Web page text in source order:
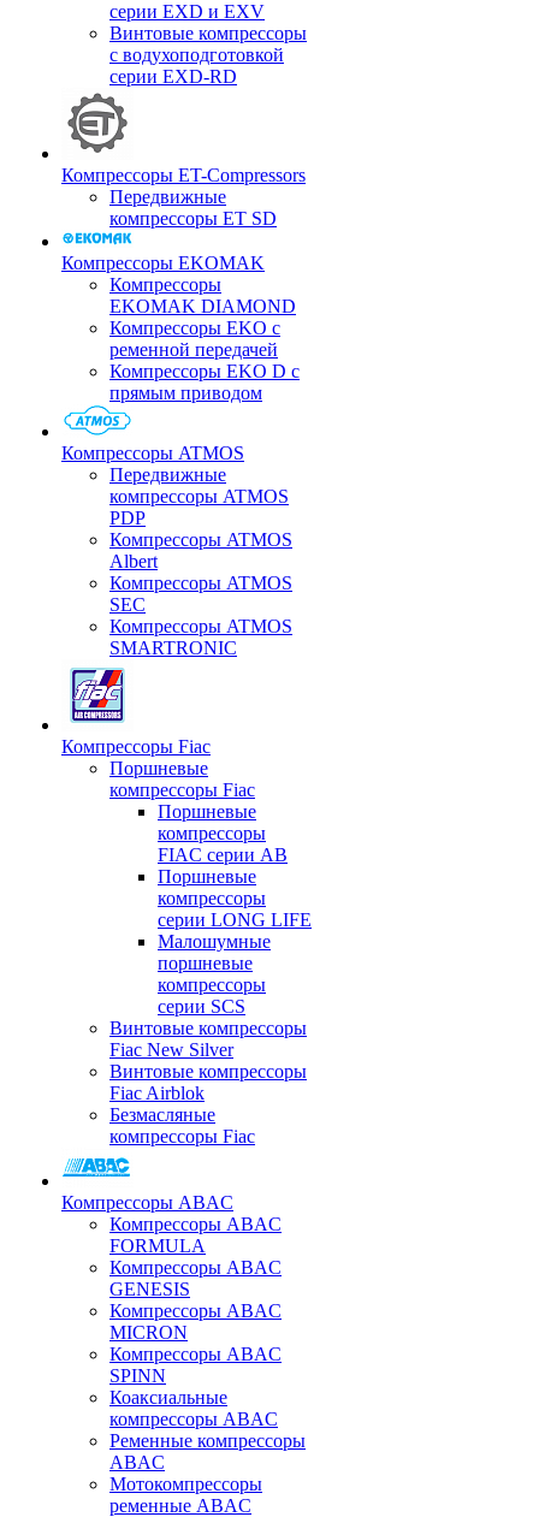
серии EXD и EXV
Винтовые компрессоры
с водухоподготовкой
серии EXD-RD
Компрессоры ET-Compressors
Передвижные
компрессоры ET SD
Компрессоры EKOMAK
Компрессоры
EKOMAK DIAMOND
Компрессоры EKO c
ременной передачей
Компрессоры EKO D с
прямым приводом
Компрессоры ATMOS
Передвижные
компрессоры ATMOS
PDP
Компрессоры ATMOS
Albert
Компрессоры ATMOS
SEC
Компрессоры ATMOS
SMARTRONIC
Компрессоры Fiac
Поршневые
компрессоры Fiac
Поршневые
компрессоры
FIAC серии AB
Поршневые
компрессоры
серии LONG LIFE
Малошумные
поршневые
компрессоры
серии SCS
Винтовые компрессоры
Fiac New Silver
Винтовые компрессоры
Fiac Airblok
Безмасляные
компрессоры Fiac
Компрессоры ABAC
Компрессоры ABAC
FORMULA
Компрессоры ABAC
GENESIS
Компрессоры ABAC
MICRON
Компрессоры ABAC
SPINN
Коаксиальные
компрессоры ABAC
Ременные компрессоры
ABAC
Мотокомпрессоры
ременные ABAC